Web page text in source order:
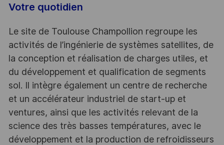
Votre quotidien
Le site de Toulouse Champollion regroupe les
activités de l’ingénierie de systèmes satellites, de
la conception et réalisation de charges utiles, et
du développement et qualification de segments
sol. Il intègre également un centre de recherche
et un accélérateur industriel de start-up et
ventures, ainsi que les activités relevant de la
science des très basses températures, avec le
développement et la production de refroidisseurs